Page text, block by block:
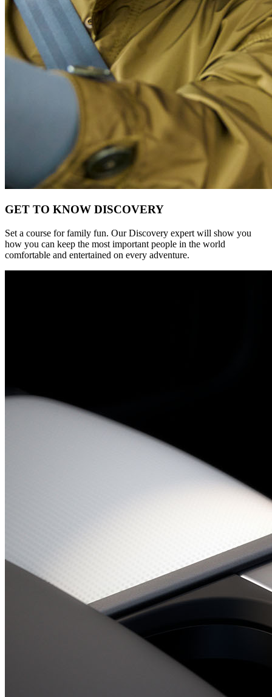
GET TO KNOW DISCOVERY
Set a course for family fun. Our Discovery expert will show you
how you can keep the most important people in the world
comfortable and entertained on every adventure.